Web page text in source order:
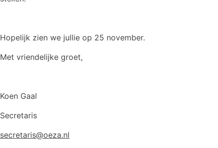
Hopelijk zien we jullie op 25 november.
Met vriendelijke groet,
Koen Gaal
Secretaris
secretaris@oeza.nl